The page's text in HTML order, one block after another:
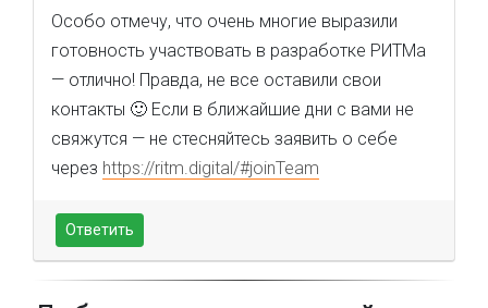
Особо отмечу, что очень многие выразили
готовность участвовать в разработке РИТМа
— отлично! Правда, не все оставили свои
контакты 🙂 Если в ближайшие дни с вами не
свяжутся — не стесняйтесь заявить о себе
через https://ritm.digital/#joinTeam
Ответить